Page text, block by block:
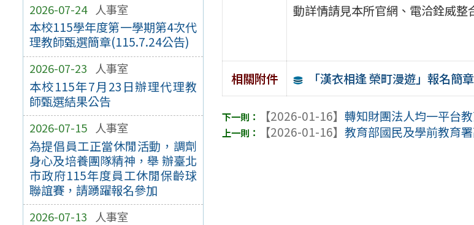
2026-07-24 人事室
本校115學年度第一學期第4次代
理教師甄選簡章(115.7.24公告)
2026-07-23 人事室
本校115年7月23日辦理代理教
師甄選結果公告
2026-07-15 人事室
為提倡員工正當休閒活動，調劑
身心及培養團隊精神，舉 辦臺北
市政府115年度員工休閒保齡球
聯誼賽，請踴躍報名參加
2026-07-13 人事室
動詳情請見本所官網、電洽銓威
相關附件 「漢衣相逢 榮町漫遊」報名簡章
【2026-01-16】轉知財團法人均一平台
【2026-01-16】教育部國民及學前教育